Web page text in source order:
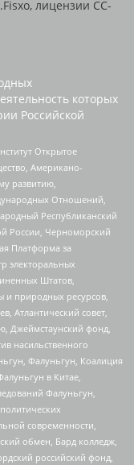
лицензии CC-
которых
Российской
Открытое
Американо-
развитию,
Отношений,
Республиканский
России, Черноморский
Платформа за
электоральных
Штатов,
и природных ресурсов,
Атлантический совет,
Джеймстаунский фонд,
насильственного
Фалуньгун, Коалиция
в Китае,
Фалуньгун,
современности,
обмен, Бард колледж,
российский фонд,